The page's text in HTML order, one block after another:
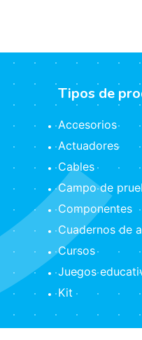
Tipos de
Accesorios
Actuadores
Cables
Campo de
Componentes
Cuadernos de
Cursos
Juegos
Kit